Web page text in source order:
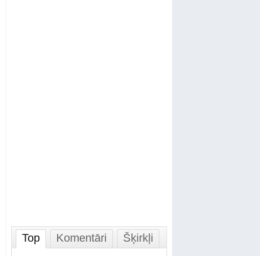
Top Komentāri Šķirkļi